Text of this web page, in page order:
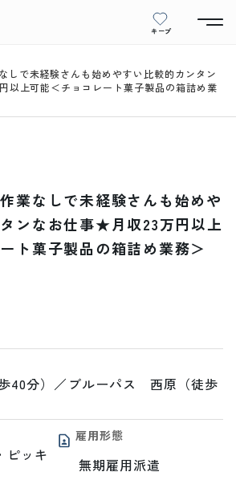
キープ
しで未経験さんも始めやすい比較的カンタン
以上可能＜チョコレート菓子製品の箱詰め業
業なしで未経験さんも始めや
ンなお仕事★月収23万円以上
ト菓子製品の箱詰め業務＞
40分）／ブルーパス　西原（徒歩
ピッキ
雇用形態
無期雇用派遣